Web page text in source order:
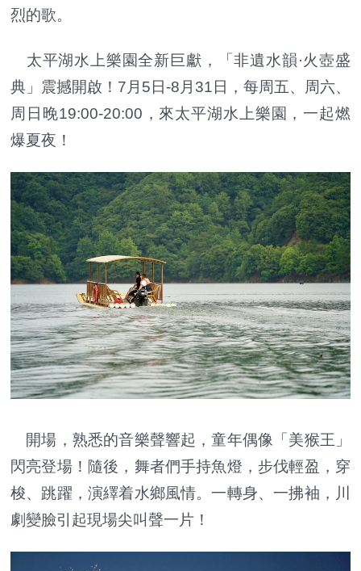
烈的歌。
太平湖水上樂園全新巨獻，「非遺水韻·火壺盛
典」震撼開啟！7月5日-8月31日，每周五、周六、
周日晚19:00-20:00，來太平湖水上樂園，一起燃
爆夏夜！
開場，熟悉的音樂聲響起，童年偶像「美猴王」
閃亮登場！隨後，舞者們手持魚燈，步伐輕盈，穿
梭、跳躍，演繹着水鄉風情。一轉身、一拂袖，川
劇變臉引起現場尖叫聲一片！